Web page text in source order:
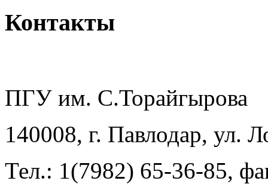
Контакты
ПГУ им. С.Торайгырова
140008, г. Павлодар, ул.
Тел.: 1(7982) 65-36-85,